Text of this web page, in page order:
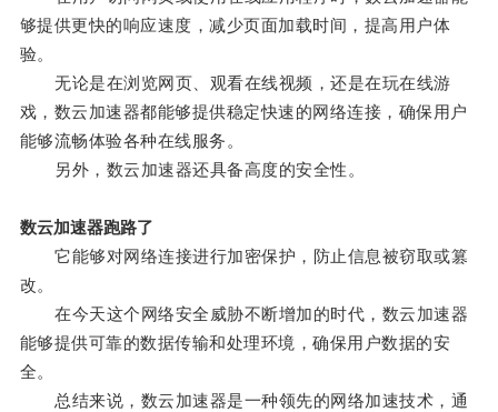
够提供更快的响应速度，减少页面加载时间，提高用户体
验。
无论是在浏览网页、观看在线视频，还是在玩在线游
戏，数云加速器都能够提供稳定快速的网络连接，确保用户
能够流畅体验各种在线服务。
另外，数云加速器还具备高度的安全性。
数云加速器跑路了
它能够对网络连接进行加密保护，防止信息被窃取或篡
改。
在今天这个网络安全威胁不断增加的时代，数云加速器
能够提供可靠的数据传输和处理环境，确保用户数据的安
全。
总结来说，数云加速器是一种领先的网络加速技术，通